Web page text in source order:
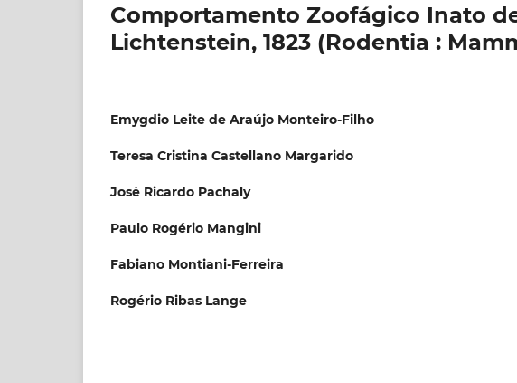
Comportamento Zoofágico Inato
Lichtenstein, 1823 (Rodentia :
Emygdio Leite de Araújo Monteiro-Filho
Teresa Cristina Castellano Margarido
José Ricardo Pachaly
Paulo Rogério Mangini
Fabiano Montiani-Ferreira
Rogério Ribas Lange